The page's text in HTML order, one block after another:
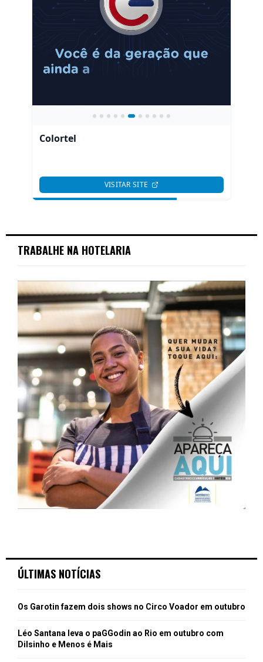
TRABALHE NA HOTELARIA
ÚLTIMAS NOTÍCIAS
Os Garotin fazem dois shows no Circo Voador em outubro
Léo Santana leva o paGGodin ao Rio em outubro com
Dilsinho e Menos é Mais